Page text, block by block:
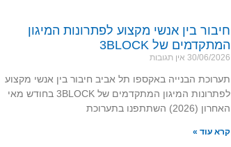
חיבור בין אנשי מקצוע לפתרונות המיגון
המתקדמים של 3BLOCK
30/06/2026 אין תגובות
תערוכת הבנייה באקספו תל אביב חיבור בין אנשי מקצוע
לפתרונות המיגון המתקדמים של 3BLOCK בחודש מאי
האחרון (2026) השתתפנו בתערוכת
קרא עוד »